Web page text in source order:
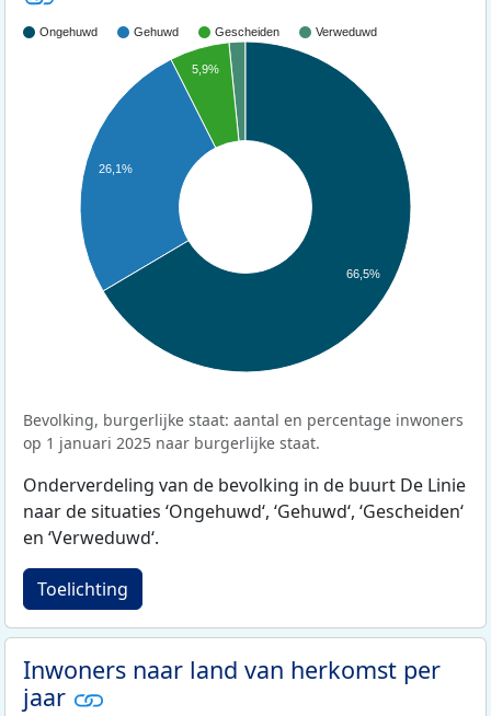
Ongehuwd Gehuwd Gescheiden Verweduwd
5,9%
26,1%
66,5%
Bevolking, burgerlijke staat: aantal en percentage inwoners
op 1 januari 2025 naar burgerlijke staat.
Onderverdeling van de bevolking in de buurt De Linie
naar de situaties ‘Ongehuwd‘, ‘Gehuwd‘, ‘Gescheiden‘
en ‘Verweduwd‘.
Toelichting
Inwoners naar land van herkomst per
jaar